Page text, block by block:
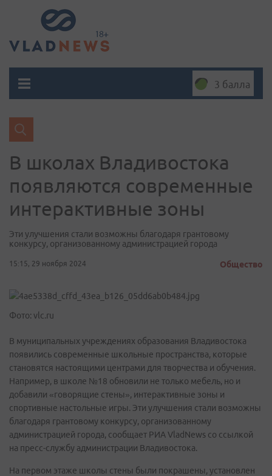
3 балла
В школах Владивостока
появляются современные
интерактивные зоны
Эти улучшения стали возможны благодаря грантовому
конкурсу, организованному администрацией города
15:15, 29 ноября 2024 Общество
Фото: vlc.ru
В муниципальных учреждениях образования Владивостока
появились современные школьные пространства, которые
становятся настоящими центрами для творчества и обучения.
Например, в школе №18 обновили не только мебель, но и
добавили «говорящие стены», интерактивные зоны и
спортивные настольные игры. Эти улучшения стали возможны
благодаря грантовому конкурсу, организованному
администрацией города, сообщает РИА VladNews со ссылкой
на пресс-службу администрации Владивостока.
На первом этаже школы стены были покрашены, установлен